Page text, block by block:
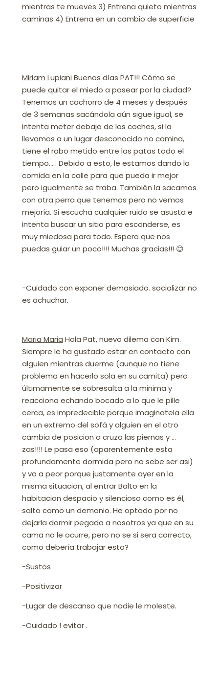
mientras te mueves 3) Entrena quieto mientras
caminas 4) Entrena en un cambio de superficie
Miriam Lupiani Buenos días PAT!!! Cómo se
puede quitar el miedo a pasear por la ciudad?
Tenemos un cachorro de 4 meses y después
de 3 semanas sacándola aún sigue igual, se
intenta meter debajo de los coches, si la
llevamos a un lugar desconocido no camina,
tiene el rabo metido entre las patas todo el
tiempo… . Debido a esto, le estamos dando la
comida en la calle para que pueda ir mejor
pero igualmente se traba. También la sacamos
con otra perra que tenemos pero no vemos
mejoría. Si escucha cualquier ruido se asusta e
intenta buscar un sitio para esconderse, es
muy miedosa para todo. Espero que nos
puedas guiar un poco!!!! Muchas gracias!!! 😊
-Cuidado con exponer demasiado. socializar no
es achuchar.
Maria Maria Hola Pat, nuevo dilema con Kim.
Siempre le ha gustado estar en contacto con
alguien mientras duerme (aunque no tiene
problema en hacerlo sola en su camita) pero
últimamente se sobresalta a la minima y
reacciona echando bocado a lo que le pille
cerca, es impredecible porque imaginatela ella
en un extremo del sofá y alguien en el otro
cambia de posicion o cruza las piernas y …
zas!!!! Le pasa eso (aparentemente esta
profundamente dormida pero no sebe ser asi)
y va a peor porque justamente ayer en la
misma situacion, al entrar Balto en la
habitacion despacio y silencioso como es él,
salto como un demonio. He optado por no
dejarla dormir pegada a nosotros ya que en su
cama no le ocurre, pero no se si sera correcto,
como debería trabajar esto?
-Sustos
-Positivizar
-Lugar de descanso que nadie le moleste.
-Cuidado ! evitar .